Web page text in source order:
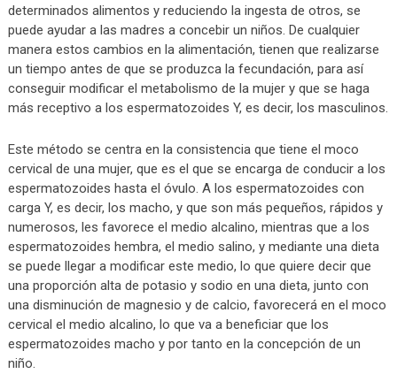
determinados alimentos y reduciendo la ingesta de otros, se
puede ayudar a las madres a concebir un niños. De cualquier
manera estos cambios en la alimentación, tienen que realizarse
un tiempo antes de que se produzca la fecundación, para así
conseguir modificar el metabolismo de la mujer y que se haga
más receptivo a los espermatozoides Y, es decir, los masculinos.
Este método se centra en la consistencia que tiene el moco
cervical de una mujer, que es el que se encarga de conducir a los
espermatozoides hasta el óvulo. A los espermatozoides con
carga Y, es decir, los macho, y que son más pequeños, rápidos y
numerosos, les favorece el medio alcalino, mientras que a los
espermatozoides hembra, el medio salino, y mediante una dieta
se puede llegar a modificar este medio, lo que quiere decir que
una proporción alta de potasio y sodio en una dieta, junto con
una disminución de magnesio y de calcio, favorecerá en el moco
cervical el medio alcalino, lo que va a beneficiar que los
espermatozoides macho y por tanto en la concepción de un
niño.